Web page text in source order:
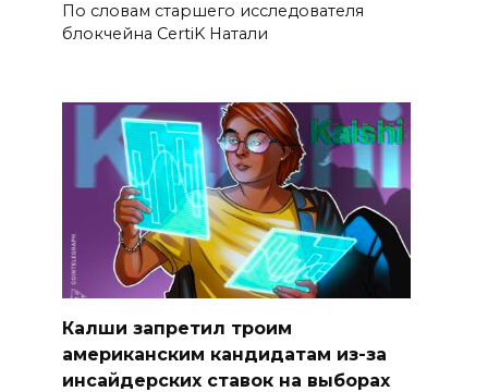
По словам старшего исследователя
блокчейна CertiK Натали
Калши запретил троим
американским кандидатам из-за
инсайдерских ставок на выборах